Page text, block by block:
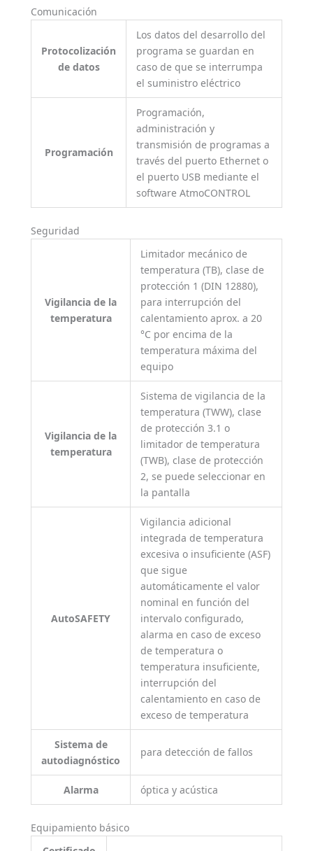
Comunicación
Protocolización
de datos
Los datos del desarrollo del
programa se guardan en
caso de que se interrumpa
el suministro eléctrico
Programación
Programación,
administración y
transmisión de programas a
través del puerto Ethernet o
el puerto USB mediante el
software AtmoCONTROL
Seguridad
Vigilancia de la
temperatura
Limitador mecánico de
temperatura (TB), clase de
protección 1 (DIN 12880),
para interrupción del
calentamiento aprox. a 20
°C por encima de la
temperatura máxima del
equipo
Vigilancia de la
temperatura
Sistema de vigilancia de la
temperatura (TWW), clase
de protección 3.1 o
limitador de temperatura
(TWB), clase de protección
2, se puede seleccionar en
la pantalla
AutoSAFETY
Vigilancia adicional
integrada de temperatura
excesiva o insuficiente (ASF)
que sigue
automáticamente el valor
nominal en función del
intervalo configurado,
alarma en caso de exceso
de temperatura o
temperatura insuficiente,
interrupción del
calentamiento en caso de
exceso de temperatura
Sistema de
autodiagnóstico
para detección de fallos
Alarma óptica y acústica
Equipamiento básico